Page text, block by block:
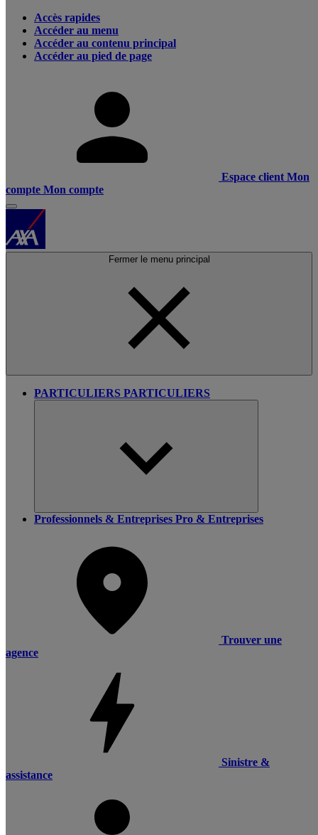
Accès rapides
Accéder au menu
Accéder au contenu principal
Accéder au pied de page
Espace client Mon
compte Mon compte
Fermer le menu principal
PARTICULIERS PARTICULIERS
Professionnels & Entreprises Pro & Entreprises
Trouver une
agence
Sinistre &
assistance